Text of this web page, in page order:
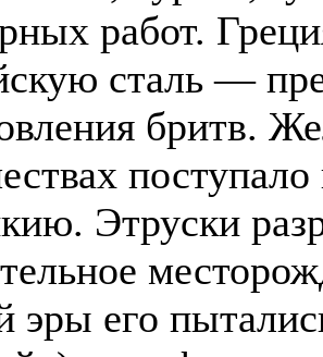
работ.
сталь —
бритв.
Этруски
эры его